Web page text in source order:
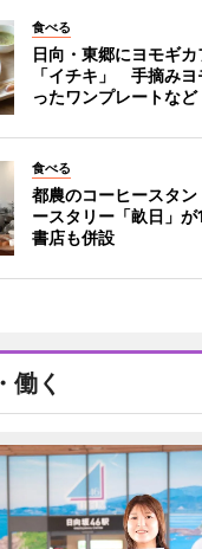
食べる
日向・東郷にヨモギカ
「イチキ」 手摘みヨ
ったワンプレートなど
食べる
都農のコーヒースタン
ースタリー「畝日」
書店も併設
働く